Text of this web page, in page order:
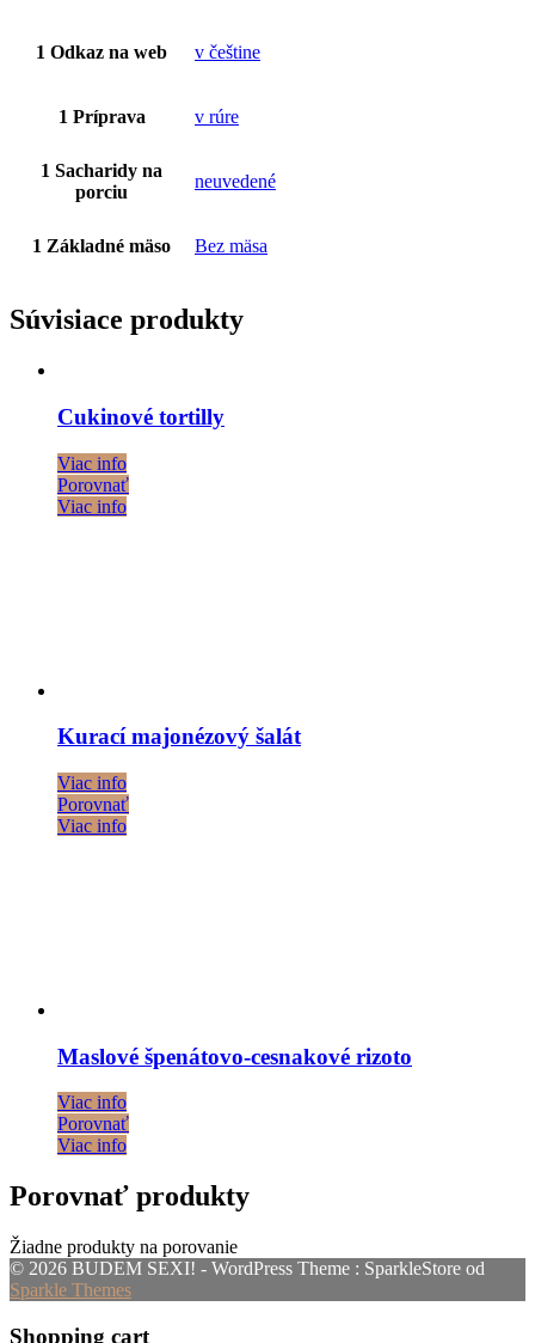
1 Odkaz na web v češtine
1 Príprava v rúre
1 Sacharidy na
porciu
neuvedené
1 Základné mäso Bez mäsa
Súvisiace produkty
Cukinové tortilly
Viac info
Porovnať
Viac info
Kurací majonézový šalát
Viac info
Porovnať
Viac info
Maslové špenátovo-cesnakové rizoto
Viac info
Porovnať
Viac info
Porovnať produkty
Žiadne produkty na porovanie
© 2026 BUDEM SEXI! - WordPress Theme : SparkleStore od
Sparkle Themes
Shopping cart